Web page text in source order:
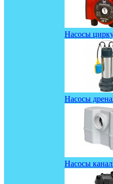
Насосы
Насосы
Насосы